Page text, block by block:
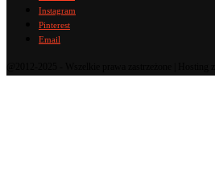
Instagram
Pinterest
Email